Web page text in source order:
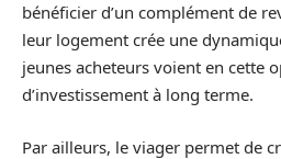
bénéficier d’un complément de
leur logement crée une
jeunes acheteurs voient en cette
d’investissement à long terme.
Par ailleurs, le viager permet de